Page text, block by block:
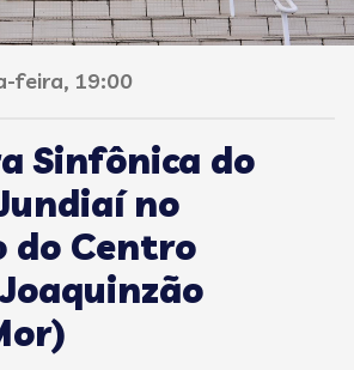
feira, 19:00
Sinfônica do
no
do Centro